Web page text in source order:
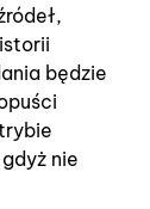
będzie
nie